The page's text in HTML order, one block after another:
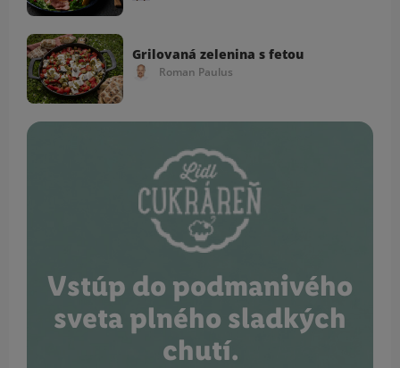
Grilovaná zelenina s fetou
Roman Paulus
Vstúp do podmanivého
sveta plného sladkých
chutí.